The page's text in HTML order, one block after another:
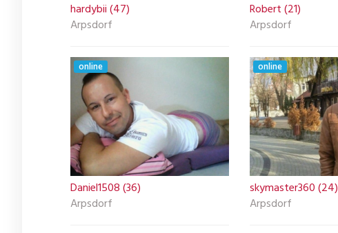
hardybii (47)
Arpsdorf
Robert (21)
Arpsdorf
online
Daniel1508 (36)
Arpsdorf
online
skymaster360 (24)
Arpsdorf